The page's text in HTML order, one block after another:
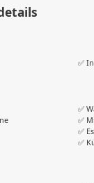
✅
✅
✅
✅
✅